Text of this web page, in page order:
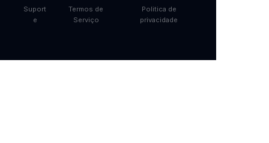
Suport
e
Termos de
Serviço
Politica de
privacidade